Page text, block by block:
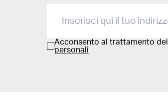
Acconsento al trattamento dei
personali